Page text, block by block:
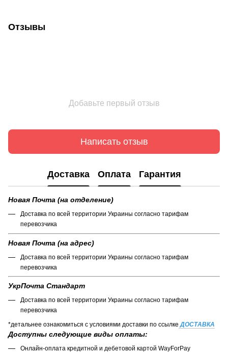
Отзывы
Добавьте первый отзыв
Написать отзыв
Доставка Оплата Гарантия
Новая Почта (на отделение)
Доставка по всей территории Украины согласно тарифам
перевозчика
Новая Почта (на адрес)
Доставка по всей территории Украины согласно тарифам
перевозчика
УкрПочта Стандарт
Доставка по всей территории Украины согласно тарифам
перевозчика
*детальнее ознакомиться с условиями доставки по ссылке ДОСТАВКА
Доступны следующие виды оплаты:
Онлайн-оплата кредитной и дебетовой картой WayForPay